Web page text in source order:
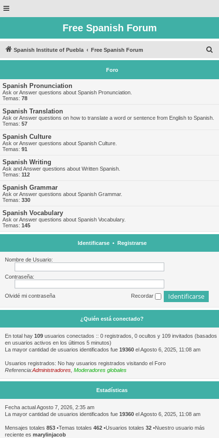
Free Spanish Forum
Spanish Institute of Puebla Free Spanish Forum
u
Foro
Spanish Pronunciation
Ask or Answer questions about Spanish Pronunciation.
Temas: 78
Spanish Translation
Ask or Answer questions on how to translate a word or sentence from English to Spanish.
Temas: 57
Spanish Culture
Ask or Answer questions about Spanish Culture.
Temas: 91
Spanish Writing
Ask and Answer questions about Written Spanish.
Temas: 112
Spanish Grammar
Ask or Answer questions about Spanish Grammar.
Temas: 330
Spanish Vocabulary
Ask or Answer questions about Spanish Vocabulary.
Temas: 145
Identificarse• Registrarse
Nombre de Usuario:
Contraseña:
Olvidé mi contraseña Recordar
¿Quién está conectado?
En total hay 109 usuarios conectados :: 0 registrados, 0 ocultos y 109 invitados (basados
en usuarios activos en los últimos 5 minutos)
La mayor cantidad de usuarios identificados fue 19360 el Agosto 6, 2025, 11:08 am
Usuarios registrados: No hay usuarios registrados visitando el Foro
Referencia:Administradores Moderadores globales
Estadísticas
Fecha actual Agosto 7, 2026, 2:35 am
La mayor cantidad de usuarios identificados fue 19360 el Agosto 6, 2025, 11:08 am
Mensajes totales 853 •Temas totales 462 •Usuarios totales 32 •Nuestro usuario más
reciente es marylinjacob